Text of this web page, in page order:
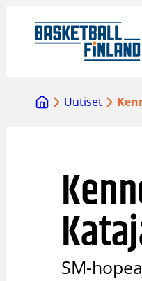
sisältöön
Uutiset
SM-